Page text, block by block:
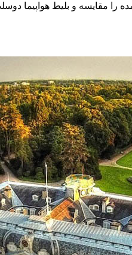
را مقایسه و بلیط هواپیما